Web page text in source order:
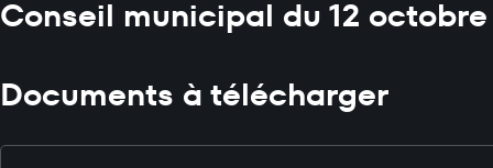
Conseil municipal du 12 octobre
Documents à télécharger